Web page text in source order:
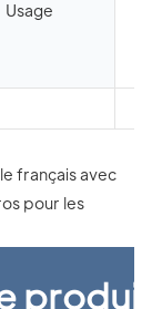
Usage
produit